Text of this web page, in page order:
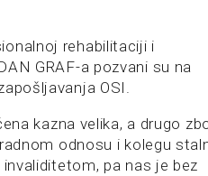
rehabilitaciji i
GRAF-a pozvani su na
OSI.
kazna velika, a drugo
odnosu i kolegu
pa nas je bez